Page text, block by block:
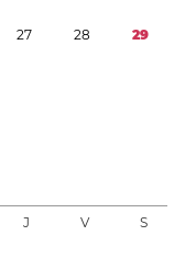
27 28 29
J V S